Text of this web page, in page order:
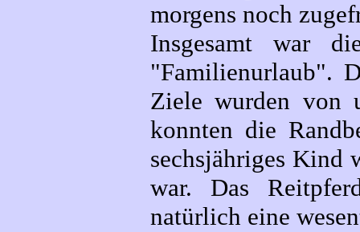
morgens noch
Insgesamt war
"Familienurlaub".
Ziele wurden von
konnten die
sechsjähriges Kind
war. Das
natürlich eine